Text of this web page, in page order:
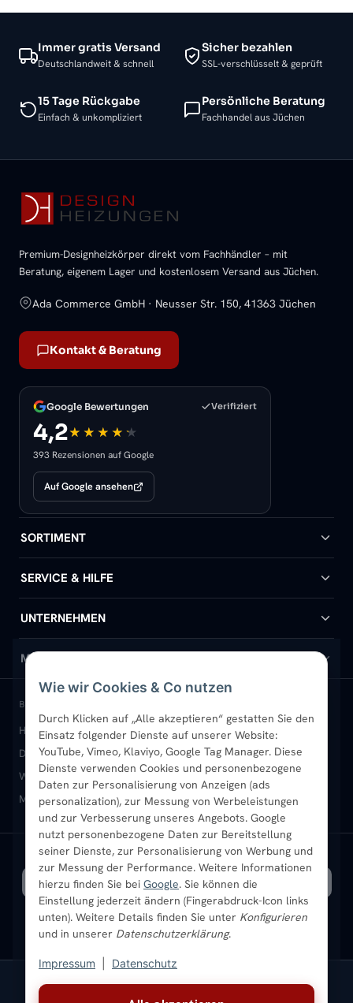
Wie wir Cookies & Co nutzen
Durch Klicken auf „Alle akzeptieren“ gestatten Sie den
Einsatz folgender Dienste auf unserer Website:
YouTube, Vimeo, Klaviyo, Google Tag Manager. Diese
Dienste verwenden Cookies und personenbezogene
Daten zur Personalisierung von Anzeigen (ads
personalization), zur Messung von Werbeleistungen
und zur Verbesserung unseres Angebots. Google
nutzt personenbezogene Daten zur Bereitstellung
seiner Dienste, zur Personalisierung von Werbung und
zur Messung der Performance. Weitere Informationen
hierzu finden Sie bei Google. Sie können die
Einstellung jederzeit ändern (Fingerabdruck-Icon links
unten). Weitere Details finden Sie unter Konfigurieren
und in unserer Datenschutzerklärung.
Impressum Datenschutz
Immer gratis Versand
Deutschlandweit & schnell
Sicher bezahlen
SSL-verschlüsselt & geprüft
15 Tage Rückgabe
Einfach & unkompliziert
Persönliche Beratung
Fachhandel aus Jüchen
Premium-Designheizkörper direkt vom Fachhändler – mit
Beratung, eigenem Lager und kostenlosem Versand aus Jüchen.
Ada Commerce GmbH · Neusser Str. 150, 41363 Jüchen
Kontakt & Beratung
Google Bewertungen Verifiziert
4,2
393 Rezensionen auf Google
Auf Google ansehen
SORTIMENT
Badheizkörper
Handtuchheizkörper
Design-Heizkörper
Paneelheizkörper
Vertikal-Heizkörper
Heizkörper-Zubehör
SERVICE & HILFE
Hilfe & Kontakt
Versand & Lieferung
Rückgabe & Widerruf
Garantie & Gewährleistung
Montageservice vor Ort
Sendung verfolgen
UNTERNEHMEN
Wir über uns
Standort & Abholung Jüchen
B2B-Kunden
Karriere
Ratgeber
Bestpreisgarantie
MEIN KONTO
Anmelden / Mein Konto
Merkliste
Newsletter
Aktuelle Angebote
BELIEBTE KATEGORIEN
Heizkörper kaufenBadheizkörperHandtuchheizkörper
Design-HeizkörperPaneelheizkörperVertikal-Heizkörper
Wandheizkörper Wohnraum-Heizkörper Badheizkörper Schwarz
Mischbetrieb-HeizkörperHeizkörper-ZubehörAktuelle Angebote
VERSAND MIT